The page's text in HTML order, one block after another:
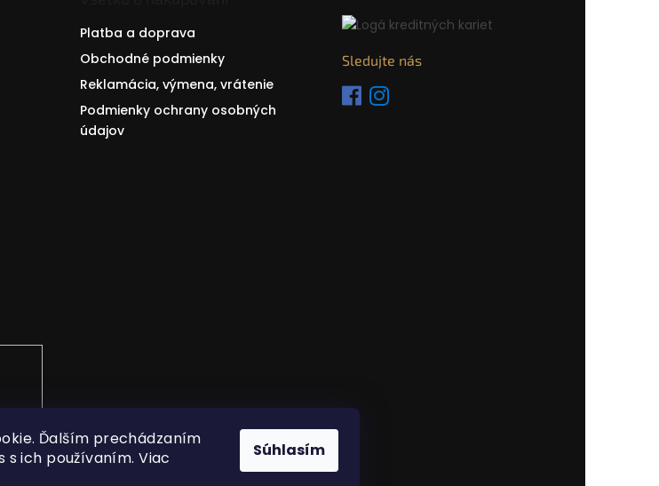
Ďalším prechádzaním
ich používaním. Viac
Súhlasím
Platba a doprava
Obchodné podmienky
Reklamácia, výmena, vrátenie
Podmienky ochrany osobných
údajov
Sledujte nás